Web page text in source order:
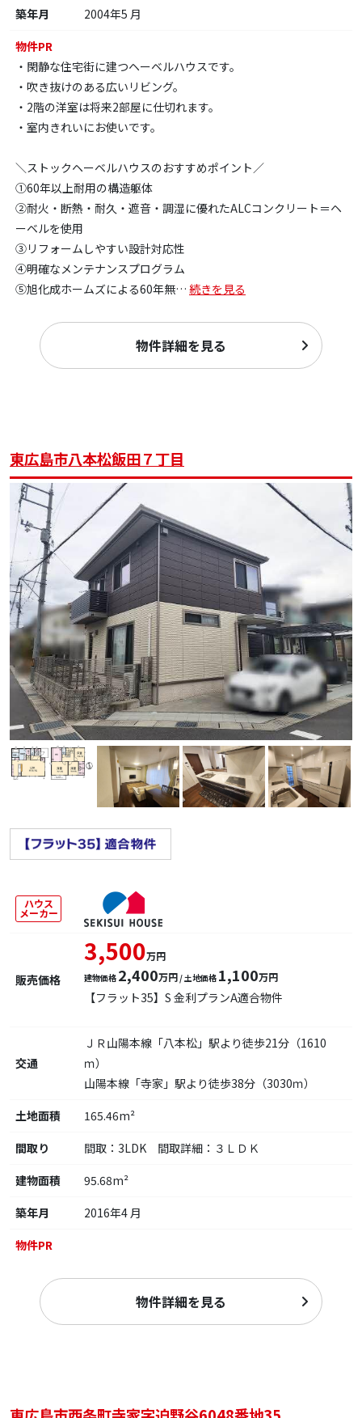
築年月
2004年5 月
物件PR
・閑静な住宅街に建つヘーベルハウスです。
・吹き抜けのある広いリビング。
・2階の洋室は将来2部屋に仕切れます。
・室内きれいにお使いです。
＼ストックヘーベルハウスのおすすめポイント／
①60年以上耐用の構造躯体
②耐火・断熱・耐久・遮音・調湿に優れたALCコンクリート＝ヘ
ーベルを使用
③リフォームしやすい設計対応性
④明確なメンテナンスプログラム
⑤旭化成ホームズによる60年無… 続きを見る
物件詳細を見る
東広島市八本松飯田７丁目
ハウス
メーカー
販売価格
3,500万円
建物価格 2,400万円/ 土地価格 1,100万円
【フラット35】S 金利プランA適合物件
交通
ＪＲ山陽本線「八本松」駅より徒歩21分（1610
ｍ）
山陽本線「寺家」駅より徒歩38分（3030ｍ）
土地面積
165.46m²
間取り
間取：3LDK 間取詳細：３ＬＤＫ
建物面積
95.68m²
築年月
2016年4 月
物件PR
物件詳細を見る